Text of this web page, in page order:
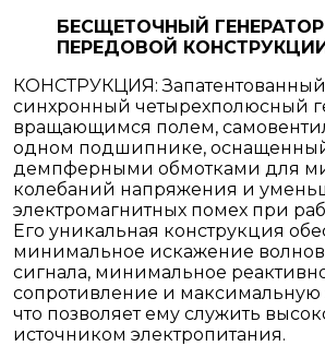
БЕСЩЕТОЧНЫЙ ГЕНЕРАТОР
ПЕРЕДОВОЙ
КОНСТРУКЦИЯ:
синхронный четырехполюсный
вращающимся полем,
одном подшипнике,
демпферными обмотками для
колебаний напряжения и
электромагнитных помех при
Его уникальная конструкция
минимальное искажение
сигнала, минимальное
сопротивление и максимальную
что позволяет ему служить
источником электропитания.